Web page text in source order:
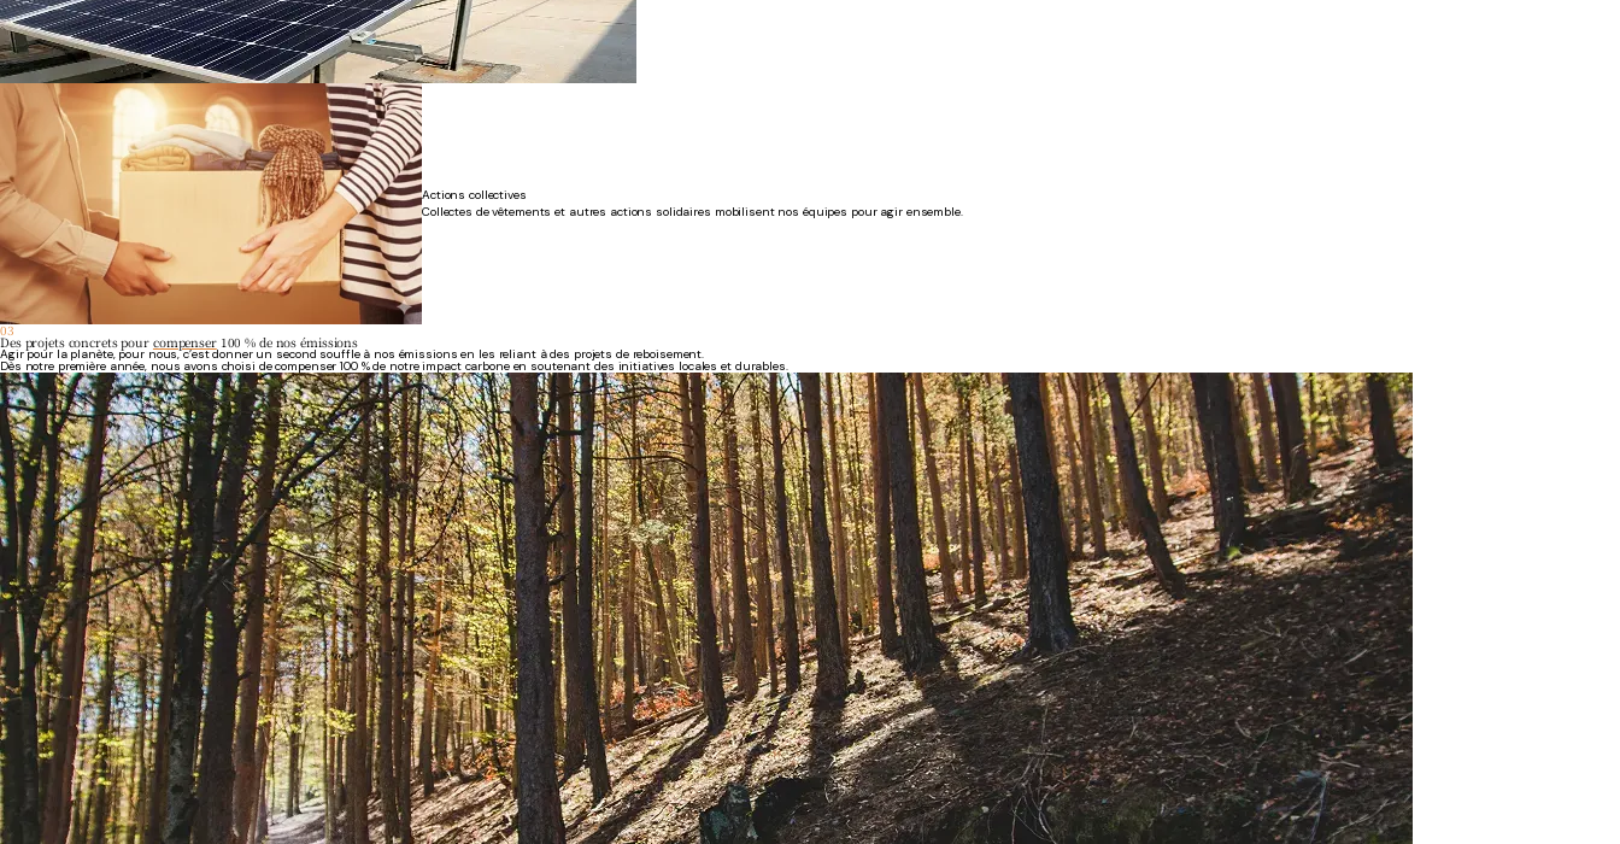
Actions collectives
Collectes de vêtements et autres actions solidaires mobilisent nos équipes pour agir ensemble.
03
Des projets concrets pour compenser100 % de nos émissions
Agir pour la planète, pour nous, c’est donner un second souffle à nos émissions en les reliant à des projets de reboisement.
Dès notre première année, nous avons choisi de compenser 100 % de notre impact carbone en soutenant des initiatives locales et durables.